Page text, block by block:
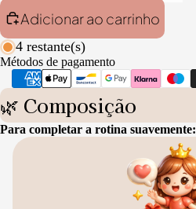
Adicionar ao carrinho
4 restante(s)
Métodos de pagamento
🌿 Composição
Para completar a rotina suavemente: